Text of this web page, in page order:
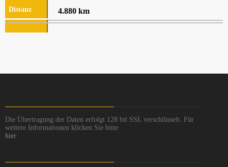
4.880 km
Die Übertragung der Daten erfolgt 128 bit SSL verschlüsselt. Für
weitere Informationen klicken Sie bitte
hier